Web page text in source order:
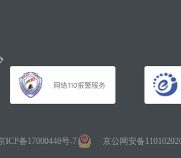
ICP备17000448号-7 京公网安备